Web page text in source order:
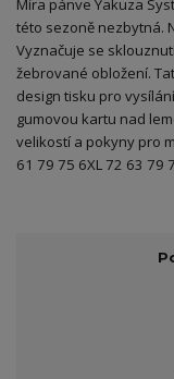
Míra pánve Yakuza
této sezoně nezbytná.
Vyznačuje se
žebrované obložení.
design tisku pro
gumovou kartu nad
velikostí a pokyny pro
61 79 75 6XL 72 63 79